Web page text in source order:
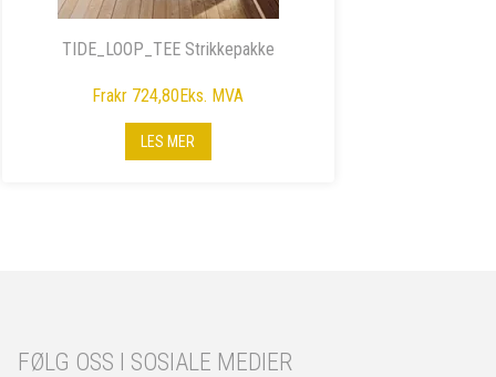
TIDE_LOOP_TEE Strikkepakke
Frakr 724,80Eks. MVA
LES MER
FØLG OSS I SOSIALE MEDIER